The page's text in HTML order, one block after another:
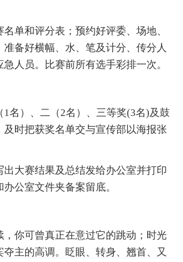
和评分表；预约好评委、场地、
准备好横幅、水、笔及计分、传分人
人员。比赛前所有选手彩排一次。
）、二（2名）、三等奖(3名)及鼓
及时把获奖名单交与宣传部以海报张
赛结果及总结发给办公室并打印
公室文件夹备案留底。
你可曾真正在意过它的跳动；时光
夺主的高调。眨眼、转身、翘首、又